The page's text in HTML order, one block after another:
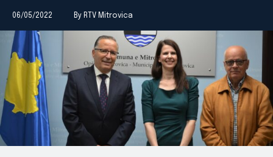
06/05/2022 By RTV Mitrovica